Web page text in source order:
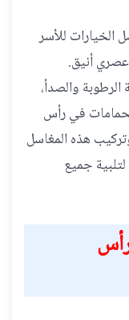
الخيارات للأسر
أنيق.
الرطوبة والصدأ،
في رأس
هذه المغاسل
جميع